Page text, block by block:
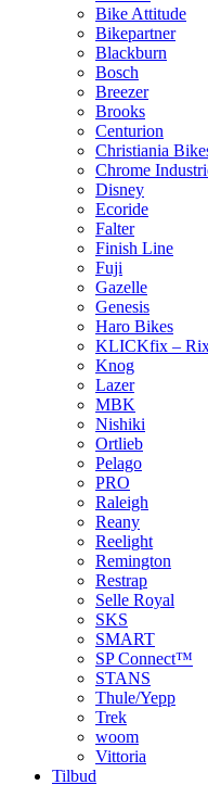
Bike Attitude
Bikepartner
Blackburn
Bosch
Breezer
Brooks
Centurion
Christiania
Chrome
Disney
Ecoride
Falter
Finish Line
Fuji
Gazelle
Genesis
Haro Bikes
KLICKfix –
Knog
Lazer
MBK
Nishiki
Ortlieb
Pelago
PRO
Raleigh
Reany
Reelight
Remington
Restrap
Selle Royal
SKS
SMART
SP Connect™
STANS
Thule/Yepp
Trek
woom
Vittoria
Tilbud